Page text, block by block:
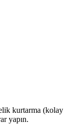
kurtarma (kolay
yapın.